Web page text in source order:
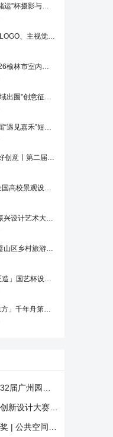
2026第三届“中国储运”杯摄影与短视频大赛
晋城文旅康养品牌LOGO、主视觉短片、宣传海报创作大赛
“伊莉莎白瓷砖”2026榆林市室内设计作品大奖赛征稿启事
2026“藏源山南·全域出圈”创意征集活动
嘉禾县“文明杯”首届“遇见嘉禾”短视频大赛来了！
2026 第20届中国好创意丨第二届 “岁岁鸭和 TA 的朋友们”专项赛（截至2026.10.8）
2026第二十二届全国高校景观设计毕业作品展
2026 第三届乡村振兴设计艺术大赛——“创酿新生 馥郁青春”酒鬼酒专项命题赛
5万元等你来拿！璧山区乡村旅游景观创意作品征集
2026首届「大国匠造」国艺杯设计大赛！总奖30W！免费报名！
「纹艺觉醒 舟行东方」千年舟第二届花色及应用设计大赛 启动征集（截至2026.5.30）